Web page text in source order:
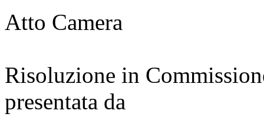
Atto Camera
Risoluzione in
presentata da